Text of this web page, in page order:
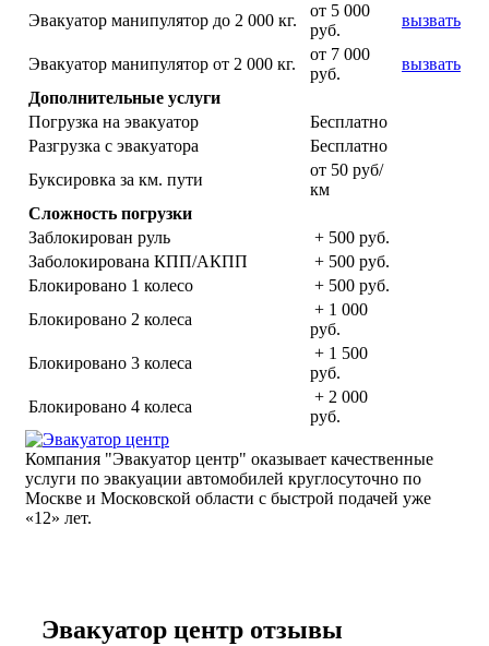
Эвакуатор манипулятор до 2 000 кг.
от 5 000
руб.
вызвать
Эвакуатор манипулятор от 2 000 кг.
от 7 000
руб.
вызвать
Дополнительные услуги
Погрузка на эвакуатор
Бесплатно
Разгрузка с эвакуатора
Бесплатно
Буксировка за км. пути
от 50 руб/
км
Сложность погрузки
Заблокирован руль
+ 500 руб.
Заболокирована КПП/АКПП
+ 500 руб.
Блокировано 1 колесо
+ 500 руб.
Блокировано 2 колеса
+ 1 000
руб.
Блокировано 3 колеса
+ 1 500
руб.
Блокировано 4 колеса
+ 2 000
руб.
Компания "Эвакуатор центр" оказывает качественные
услуги по эвакуации автомобилей круглосуточно по
Москве и Московской области с быстрой подачей уже
«12» лет.
Эвакуатор центр отзывы